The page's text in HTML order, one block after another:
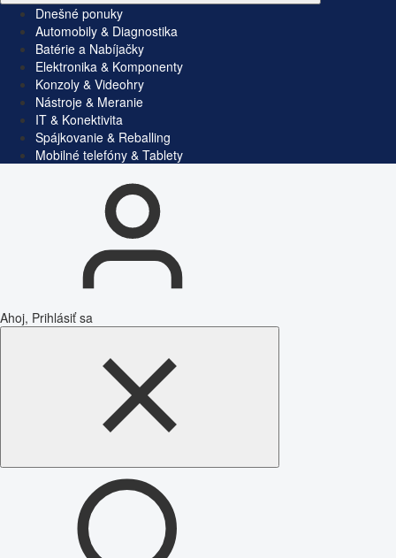
Dnešné ponuky
Automobily & Diagnostika
Batérie a Nabíjačky
Elektronika & Komponenty
Konzoly & Videohry
Nástroje & Meranie
IT & Konektivita
Spájkovanie & Reballing
Mobilné telefóny & Tablety
Ahoj, Prihlásiť sa